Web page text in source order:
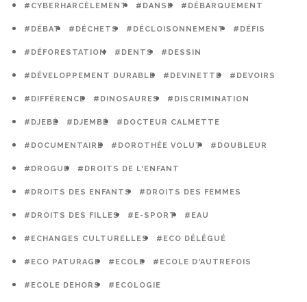
#CYBERHARCÈLEMENT #DANSE #DÉBARQUEMENT
#DÉBAT #DÉCHETS #DÉCLOISONNEMENT #DÉFIS
#DÉFORESTATION #DENTS #DESSIN
#DÉVELOPPEMENT DURABLE #DEVINETTE #DEVOIRS
#DIFFÉRENCE #DINOSAURES #DISCRIMINATION
#DJEBÉ #DJEMBÉ #DOCTEUR CALMETTE
#DOCUMENTAIRE #DOROTHÉE VOLUT #DOUBLEUR
#DROGUE #DROITS DE L'ENFANT
#DROITS DES ENFANTS #DROITS DES FEMMES
#DROITS DES FILLES #E-SPORT #EAU
#ECHANGES CULTURELLES #ECO DÉLÉGUÉ
#ECO PATURAGE #ECOLE #ECOLE D'AUTREFOIS
#ECOLE DEHORS #ECOLOGIE